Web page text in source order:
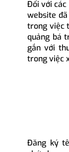
Đối với các
website
trong việc
quảng bá
gắn với
trong việc
Đăng ký